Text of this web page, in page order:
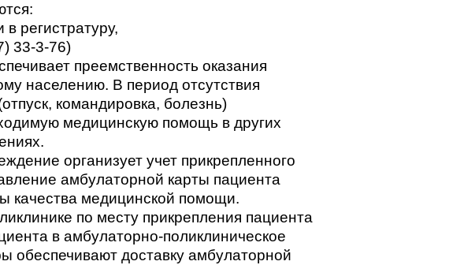
регистратуру,
33-3-76)
преемственность оказания
населению. В период отсутствия
командировка, болезнь)
медицинскую помощь в других
организует учет прикрепленного
амбулаторной карты пациента
качества медицинской помощи.
по месту прикрепления пациента
в амбулаторно-поликлиническое
обеспечивают доставку амбулаторной